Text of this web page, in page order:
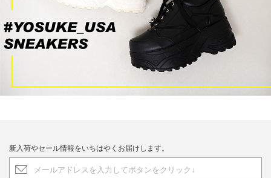
新入荷やセール情報をいちはやくお届けします。